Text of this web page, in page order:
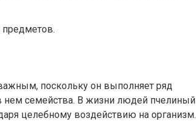
предметов.
поскольку он выполняет ряд
семейства. В жизни людей пчелиный
целебному воздействию на организм.